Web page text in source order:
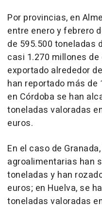
Por provincias, en
entre enero y febrero
de 595.500 toneladas
casi 1.270 millones
exportado alrededor
han reportado más de
en Córdoba se han
toneladas valoradas
euros.
En el caso de
agroalimentarias han
toneladas y han
euros; en Huelva, se
toneladas valoradas